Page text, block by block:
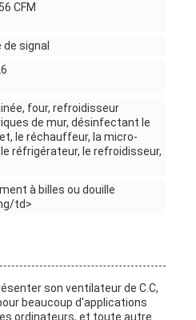
CFM
de signal
four, refroidisseur
de mur, désinfectant le
le réchauffeur, la micro-
réfrigérateur, le refroidisseur,
à billes ou douille
td>
son ventilateur de C.C,
beaucoup d'applications
ordinateurs, et toute autre